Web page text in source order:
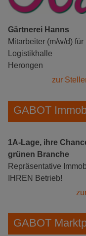
Gärtnerei Hanns
Mitarbeiter (m/w/d) für
Logistikhalle
Herongen
zur
GABOT
1A-Lage, ihre
grünen Branche
Repräsentative
IHREN Betrieb!
GABOT